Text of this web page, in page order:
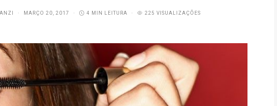
MARÇO 20, 2017 4 MIN LEITURA 225 VISUALIZAÇÕES